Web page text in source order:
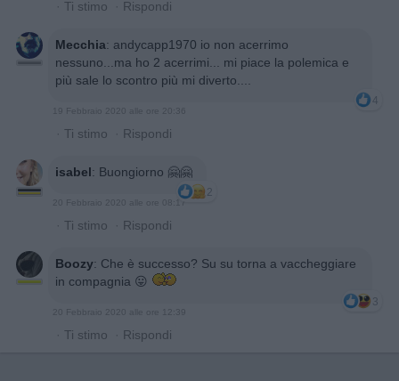
· Ti stimo · Rispondi
Mecchia: andycapp1970 io non acerrimo
nessuno...ma ho 2 acerrimi... mi piace la polemica e
più sale lo scontro più mi diverto....
4
19 Febbraio 2020 alle ore 20:36
· Ti stimo · Rispondi
isabel: Buongiorno 🤗🤗
2
20 Febbraio 2020 alle ore 08:17
· Ti stimo · Rispondi
Boozy: Che è successo? Su su torna a vaccheggiare
in compagnia 😛
3
20 Febbraio 2020 alle ore 12:39
· Ti stimo · Rispondi